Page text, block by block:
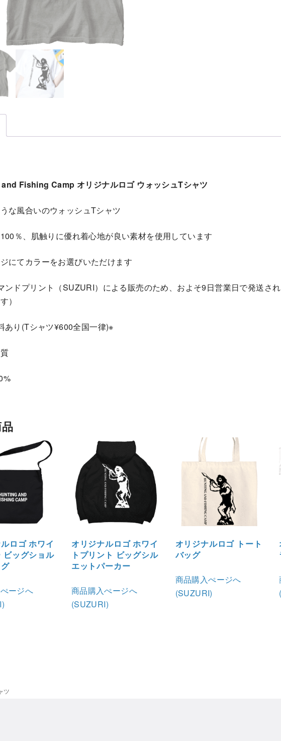
Fishing Camp オリジナルロゴ ウォッシュTシャツ
な風合いのウォッシュTシャツ
％、肌触りに優れ着心地が良い素材を使用しています
にてカラーをお選びいただけます
ンドプリント（SUZURI）による販売のため、およそ9日営業日で発送さ
）
あり(Tシャツ¥600全国一律)※
ロゴ ホワイ
ビッグショル
ージへ
オリジナルロゴ ホワイ
トプリント ビッグシル
エットパーカー
商品購入ぺージへ
(SUZURI)
オリジナルロゴ トート
バッグ
商品購入ぺージへ
(SUZURI)
ツ